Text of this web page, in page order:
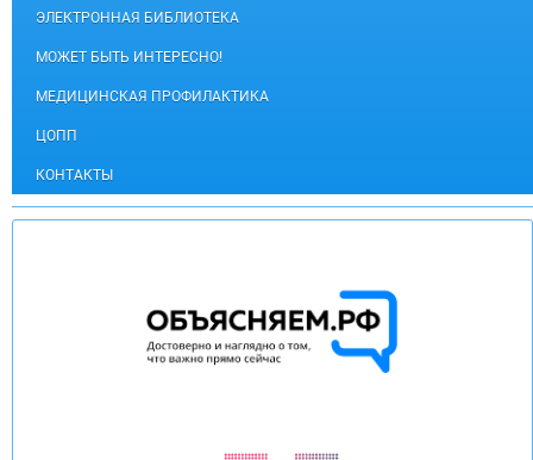
ЭЛЕКТРОННАЯ БИБЛИОТЕКА
МОЖЕТ БЫТЬ ИНТЕРЕСНО!
МЕДИЦИНСКАЯ ПРОФИЛАКТИКА
ЦОПП
КОНТАКТЫ